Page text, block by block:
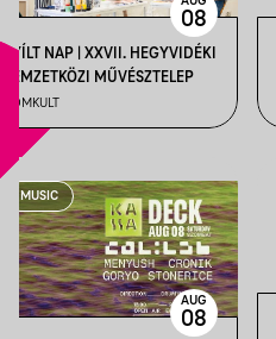
NYÍLT NAP | XXVII. HEGYVIDÉKI
NEMZETKÖZI MŰVÉSZTELEP
MOMKULT
08
MUSIC
AUG
08